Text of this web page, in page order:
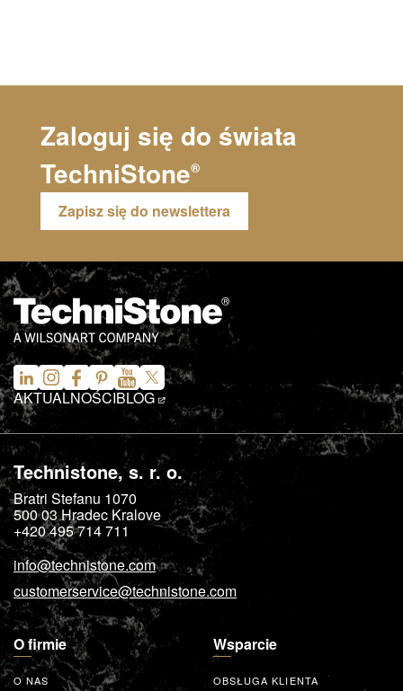
Zaloguj się do świata
TechniStone®
Zapisz się do newslettera
AKTUALNOŚCIBLOG
Technistone, s. r. o.
Bratri Stefanu 1070
500 03Hradec Kralove
+420 495 714 711
info@technistone.com
customerservice@technistone.com
O firmie
O NAS
Wsparcie
OBSŁUGA KLIENTA